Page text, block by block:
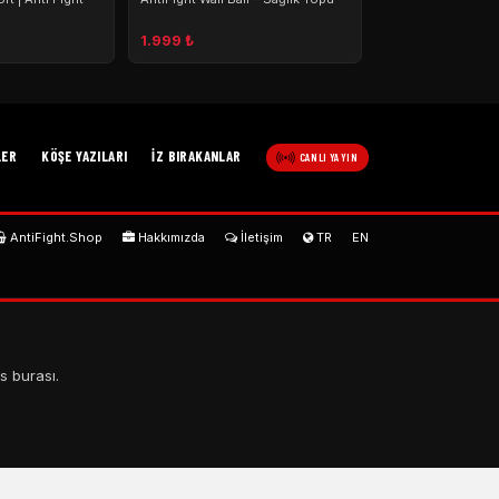
1.999 ₺
KÖŞE YAZILARI İZ BIRAKANLAR CANLI YAYIN
AntiFight.Shop Hakkımızda İletişim TR EN
burası.